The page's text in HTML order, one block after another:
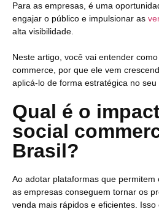
Para as empresas, é uma
engajar o público e impulsionar as
alta visibilidade.
Neste artigo, você vai entender
commerce, por que ele vem
aplicá-lo de forma estratégica no seu
Qual é o
social
Brasil?
Ao adotar plataformas que permitem
as empresas conseguem tornar os
venda mais rápidos e eficientes.